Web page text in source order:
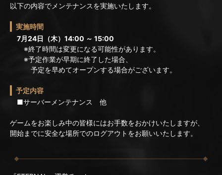
以下の内容でメンテナンスを実施いたします。
実施時間
7月24日（木）14:00 ～ 15:00
※終了時間は変更になる可能性があります。
※予定作業が早期に終了した場合、
予定を早めてオープンする場合がございます。
予定内容
■サーバーメンテナンス 他
ゲームをお楽しみ中の皆様にはお手数をおかけいたしますが、
開始までに安全な場所でのログアウトをお願いいたします。